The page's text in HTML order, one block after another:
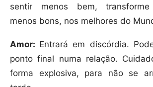
sentir menos bem, transforme
menos bons, nos melhores do
Amor: Entrará em discórdia.
ponto final numa relação.
forma explosiva, para não se